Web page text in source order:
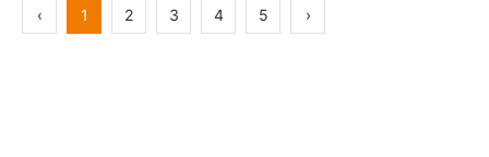
‹ 1 2 3 4 5 ›